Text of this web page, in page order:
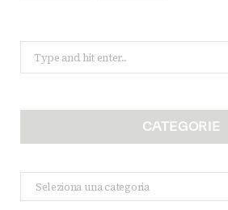
for:
CATEGORIE
Categorie